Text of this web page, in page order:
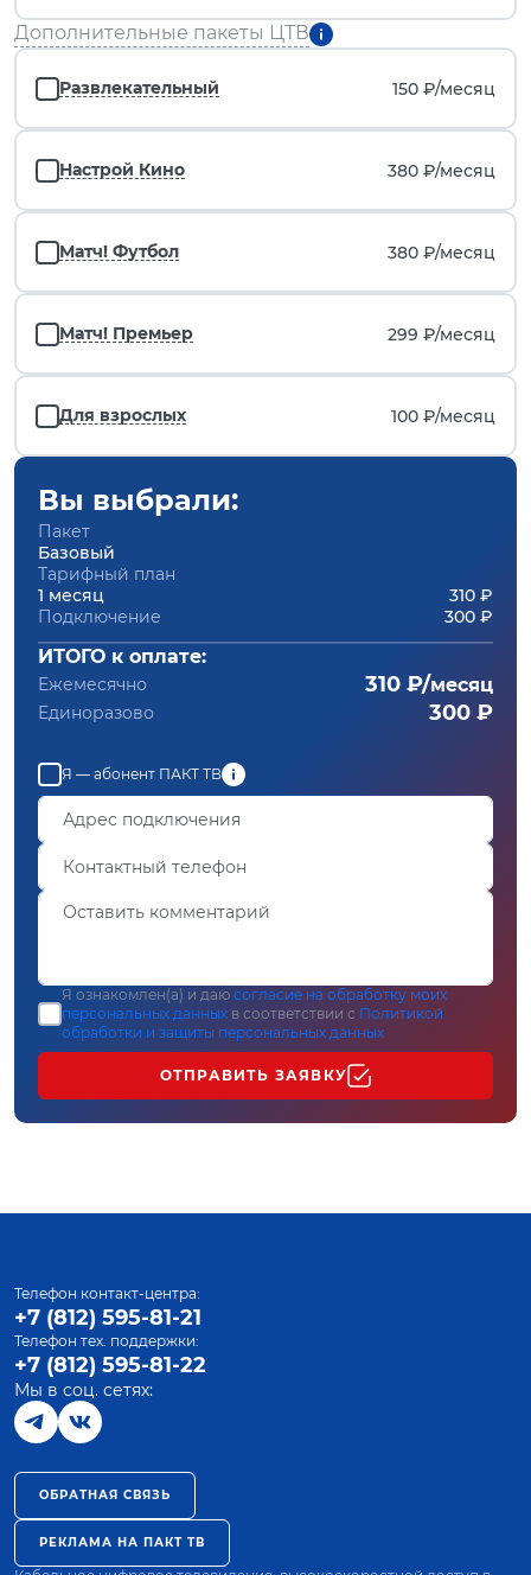
Дополнительные пакеты ЦТВ
Развлекательный 150 ₽/месяц
Настрой Кино 380 ₽/месяц
Матч! Футбол 380 ₽/месяц
Матч! Премьер 299 ₽/месяц
Для взрослых 100 ₽/месяц
Вы выбрали:
Пакет
Базовый
Тарифный план
1 месяц
310 ₽
Подключение
300 ₽
ИТОГО к оплате:
Ежемесячно 310 ₽/месяц
Единоразово 300 ₽
Я — абонент ПАКТ ТВ
Я ознакомлен(а) и даю согласие на обработку моих
персональных данных в соответствии с Политикой
обработки и защиты персональных данных
ОТПРАВИТЬ ЗАЯВКУ
Телефон контакт-центра:
+7 (812) 595-81-21
Телефон тех. поддержки:
+7 (812) 595-81-22
Мы в соц. сетях:
ОБРАТНАЯ СВЯЗЬ
РЕКЛАМА НА ПАКТ ТВ